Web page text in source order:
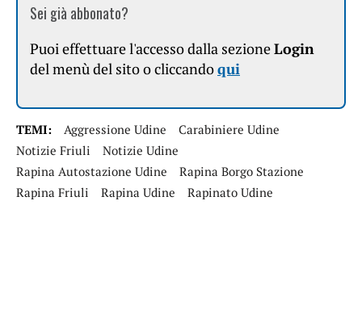
Sei già abbonato?
Puoi effettuare l'accesso dalla sezioneLogin
del menù del sito o cliccandoqui
TEMI: Aggressione Udine
Carabiniere Udine
Notizie Friuli
Notizie Udine
Rapina Autostazione Udine
Rapina Borgo Stazione
Rapina Friuli
Rapina Udine Rapinato Udine